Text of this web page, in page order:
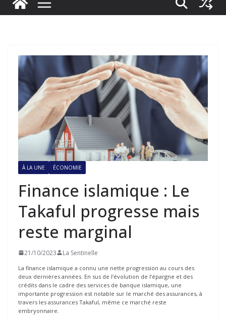
À LA UNE ÉCONOMIE
Finance islamique : Le
Takaful progresse mais
reste marginal
21/10/2023 La Sentinelle
La finance islamique a connu une nette progression au cours des
deux dernières années. En sus de l’évolution de l’épargne et des
crédits dans le cadre des services de banque islamique, une
importante progression est notable sur le marché des assurances, à
travers les assurances Takaful, même ce marché reste
embryonnaire.